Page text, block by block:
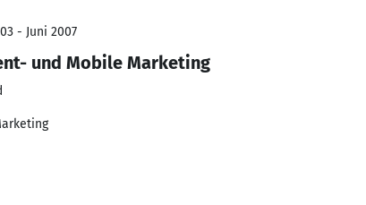
- Juni 2007
und Mobile Marketing